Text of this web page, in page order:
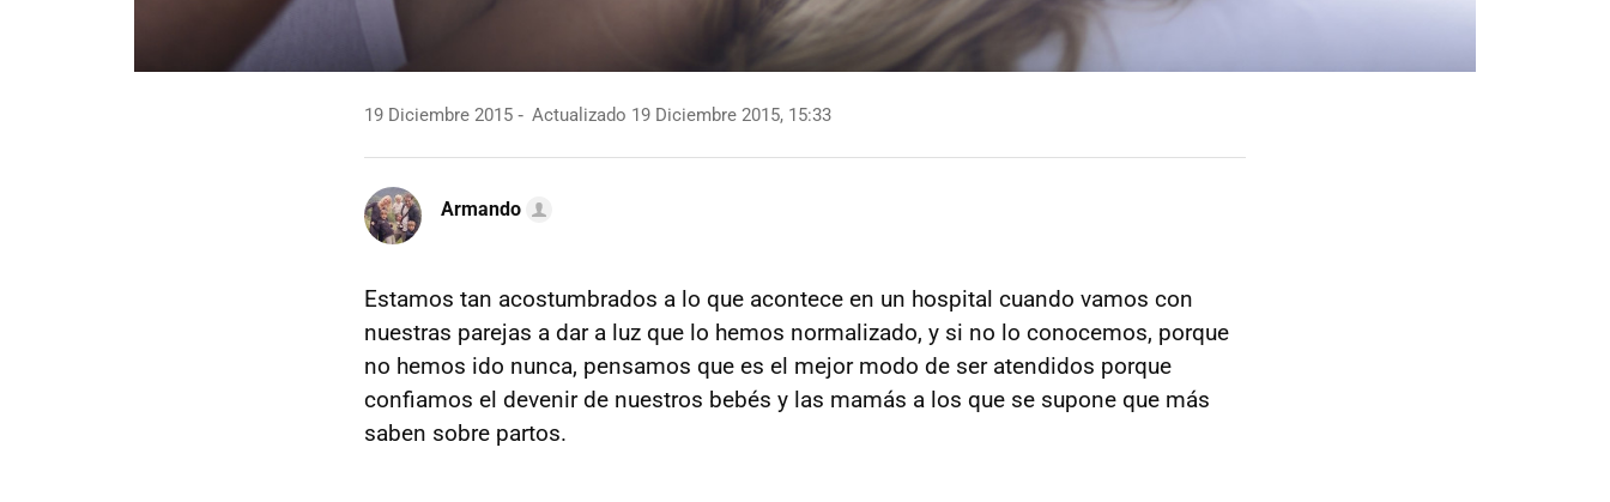
19 Diciembre 2015 Actualizado 19 Diciembre 2015, 15:33
Armando
Estamos tan acostumbrados a lo que acontece en un hospital cuando vamos con
nuestras parejas a dar a luz que lo hemos normalizado, y si no lo conocemos, porque
no hemos ido nunca, pensamos que es el mejor modo de ser atendidos porque
confiamos el devenir de nuestros bebés y las mamás a los que se supone que más
saben sobre partos.